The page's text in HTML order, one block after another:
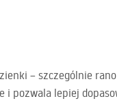
– szczególnie
pozwala lepiej